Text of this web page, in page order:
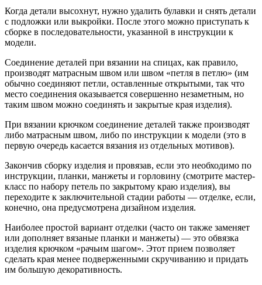
Когда детали высохнут, нужно удалить булавки и снять детали
с подложки или выкройки. После этого можно приступать к
сборке в последовательности, указанной в инструкции к
модели.
Соединение деталей при вязании на спицах, как правило,
производят матрасным швом или швом «петля в петлю» (им
обычно соединяют петли, оставленные открытыми, так что
место соединения оказывается совершенно незаметным, но
таким швом можно соединять и закрытые края изделия).
При вязании крючком соединение деталей также производят
либо матрасным швом, либо по инструкции к модели (это в
первую очередь касается вязания из отдельных мотивов).
Закончив сборку изделия и провязав, если это необходимо по
инструкции, планки, манжеты и горловину (смотрите мастер-
класс по набору петель по закрытому краю изделия), вы
переходите к заключительной стадии работы — отделке, если,
конечно, она предусмотрена дизайном изделия.
Наиболее простой вариант отделки (часто он также заменяет
или дополняет вязаные планки и манжеты) — это обвязка
изделия крючком «рачьим шагом». Этот прием позволяет
сделать края менее подверженными скручиванию и придать
им большую декоративность.